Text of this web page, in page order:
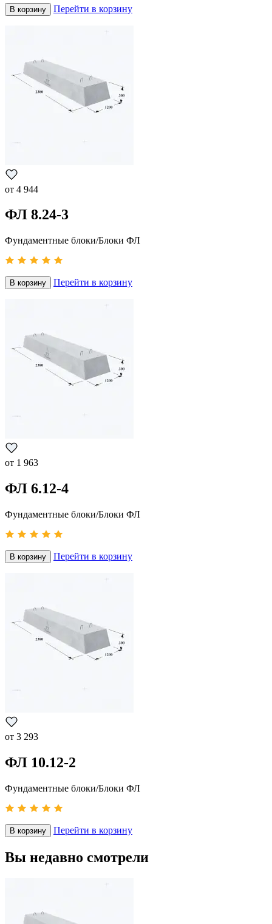
В корзину Перейти в корзину
от 4 944
ФЛ 8.24-3
Фундаментные блоки/Блоки ФЛ
В корзину Перейти в корзину
от 1 963
ФЛ 6.12-4
Фундаментные блоки/Блоки ФЛ
В корзину Перейти в корзину
от 3 293
ФЛ 10.12-2
Фундаментные блоки/Блоки ФЛ
В корзину Перейти в корзину
Вы недавно смотрели